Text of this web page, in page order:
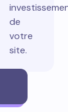
de
votre
site.